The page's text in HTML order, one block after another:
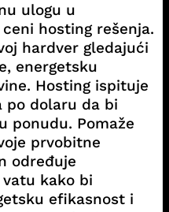
ulogu u
hosting rešenja.
hardver gledajući
energetsku
Hosting ispituje
po dolaru da bi
ponudu. Pomaže
prvobitne
određuje
kako bi
efikasnost i